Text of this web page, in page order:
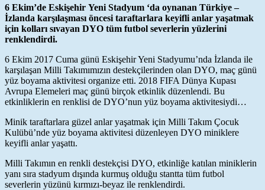
6 Ekim’de Eskişehir Yeni Stadyum ‘da oynanan Türkiye –
İzlanda karşılaşması öncesi taraftarlara keyifli anlar yaşatmak
için kolları sıvayan DYO tüm futbol severlerin yüzlerini
renklendirdi.
6 Ekim 2017 Cuma günü Eskişehir Yeni Stadyumu’nda İzlanda ile
karşılaşan Milli Takımımızın destekçilerinden olan DYO, maç günü
yüz boyama aktivitesi organize etti. 2018 FIFA Dünya Kupası
Avrupa Elemeleri maç günü birçok etkinlik düzenlendi. Bu
etkinliklerin en renklisi de DYO’nun yüz boyama aktivitesiydi…
Minik taraftarlara güzel anlar yaşatmak için Milli Takım Çocuk
Kulübü’nde yüz boyama aktivitesi düzenleyen DYO miniklere
keyifli anlar yaşattı.
Milli Takımın en renkli destekçisi DYO, etkinliğe katılan miniklerin
yanı sıra stadyum dışında kurmuş olduğu stantta tüm futbol
severlerin yüzünü kırmızı-beyaz ile renklendirdi.